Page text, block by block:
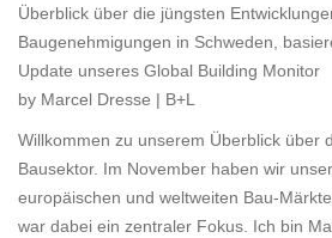
Überblick über die jüngsten
Baugenehmigungen in Schweden,
Update unseres Global Building Monitor
by Marcel Dresse | B+L
Willkommen zu unserem Überblick über
Bausektor. Im November haben wir
europäischen und weltweiten
war dabei ein zentraler Fokus. Ich bin